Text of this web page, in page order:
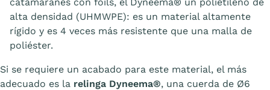
alta densidad (UHMWPE): es un material altamente
rígido y es 4 veces más resistente que una malla de
poliéster.
Si se requiere un acabado para este material, el más
adecuado es la relinga Dyneema®, una cuerda de Ø6